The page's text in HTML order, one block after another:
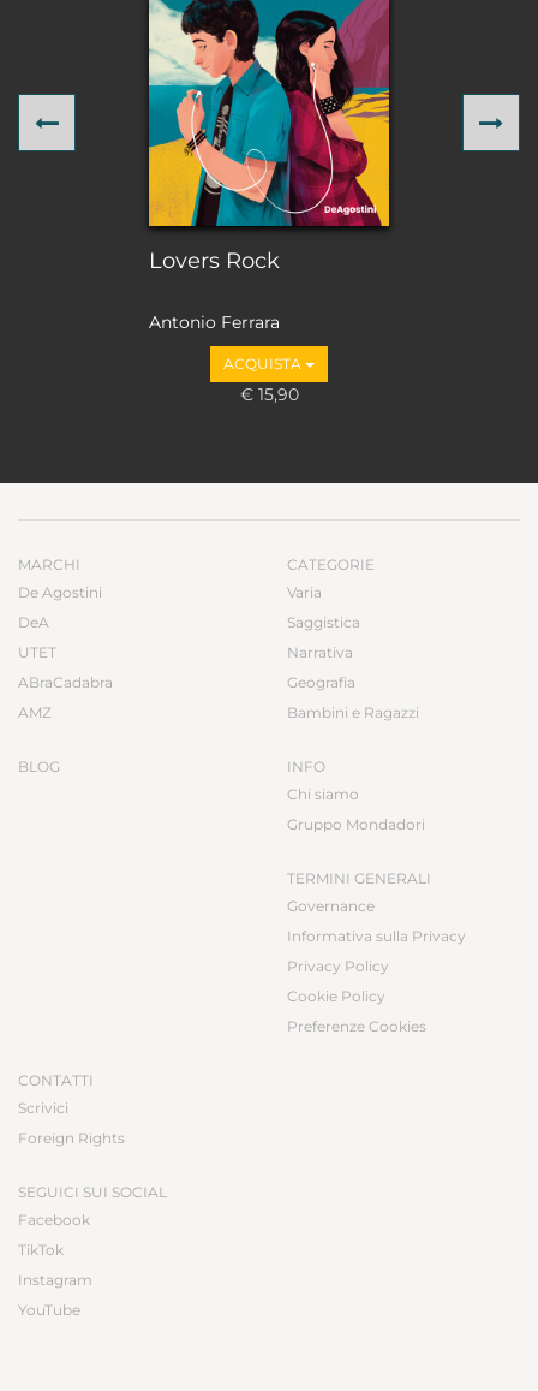
Lovers Rock
Antonio Ferrara
ACQUISTA
€ 15,90
Previous
MARCHI
De Agostini
DeA
UTET
ABraCadabra
AMZ
BLOG
CATEGORIE
Varia
Saggistica
Narrativa
Geografia
Bambini e Ragazzi
INFO
Chi siamo
Gruppo Mondadori
TERMINI GENERALI
Governance
Informativa sulla Privacy
Privacy Policy
Cookie Policy
Preferenze Cookies
CONTATTI
Scrivici
Foreign Rights
SEGUICI SUI SOCIAL
Facebook
TikTok
Instagram
YouTube